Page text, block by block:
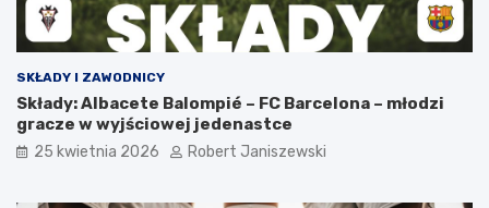
SKŁADY I ZAWODNICY
Składy: Albacete Balompié – FC Barcelona – młodzi
gracze w wyjściowej jedenastce
25 kwietnia 2026 Robert Janiszewski